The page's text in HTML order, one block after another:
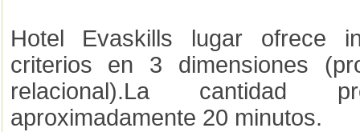
Hotel Evaskills lugar ofrece
criterios en 3 dimensiones
relacional).La cantidad
aproximadamente 20 minutos.